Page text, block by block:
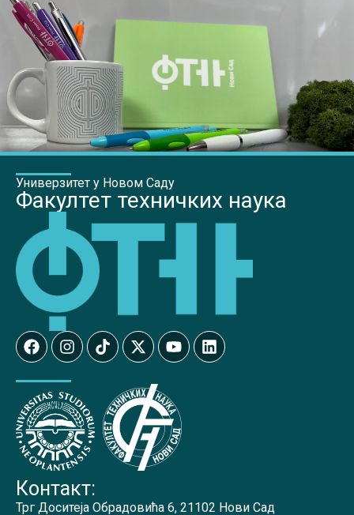
Универзитет у Новом Саду
Факултет техничких наука
Контакт:
Трг Доситеја Обрадовића 6, 21102 Нови Сад